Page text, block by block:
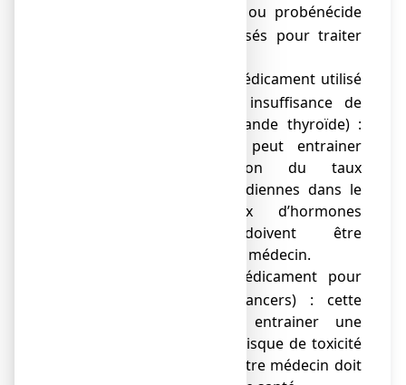
benzbromarone ou probénécide
(médicaments utilisés pour traiter
lévothyroxine (médicament utilisé
pour traiter une insuffisance de
sécrétion de la glande thyroïde) :
cette association peut entrainer
une augmentation du taux
d’hormones thyroïdiennes dans le
sang. Les taux d’hormones
thyroïdiennes doivent être
surveillés par votre médecin.
pémétrexed (médicament pour
traiter certains cancers) : cette
association peut entrainer une
augmentation du risque de toxicité
au pémétrexed. Votre médecin doit